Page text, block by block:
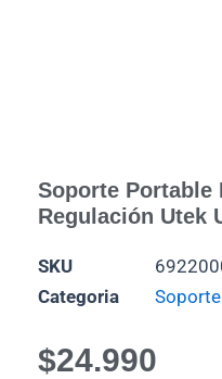
Soporte Portable
Regulación Utek
SKU
Categoria
$24.990